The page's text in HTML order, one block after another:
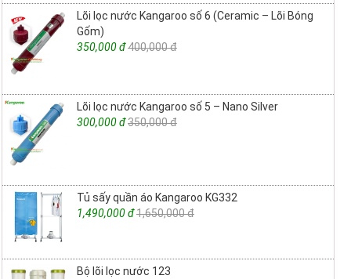
Lõi lọc nước Kangaroo số 6 (Ceramic – Lõi Bóng
Gốm)
350,000 đ400,000 đ
Lõi lọc nước Kangaroo số 5 – Nano Silver
300,000 đ350,000 đ
Tủ sấy quần áo Kangaroo KG332
1,490,000 đ1,650,000 đ
Bộ lõi lọc nước 123